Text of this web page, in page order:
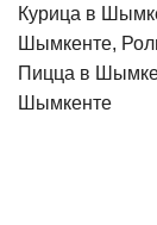
Курица в
Шымкенте,
Пицца в
Шымкенте